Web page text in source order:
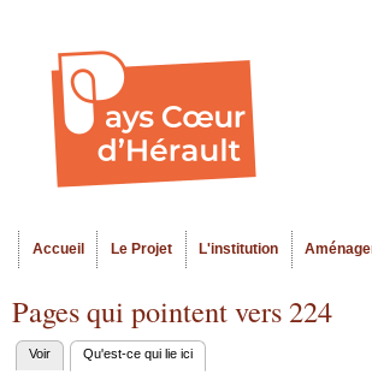
Menu principal
Accueil Le Projet L'institution
Pages qui pointent vers 224
Onglets
Voir Qu'est-ce qui lie ici